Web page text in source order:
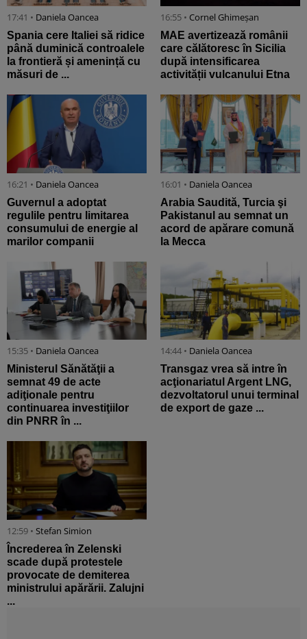
17:41 • Daniela Oancea
Spania cere Italiei să ridice
până duminică controalele
la frontieră și amenință cu
măsuri de ...
16:55 • Cornel Ghimeșan
MAE avertizează românii
care călătoresc în Sicilia
după intensificarea
activității vulcanului Etna
16:21 • Daniela Oancea
Guvernul a adoptat
regulile pentru limitarea
consumului de energie al
marilor companii
16:01 • Daniela Oancea
Arabia Saudită, Turcia şi
Pakistanul au semnat un
acord de apărare comună
la Mecca
15:35 • Daniela Oancea
Ministerul Sănătăţii a
semnat 49 de acte
adiţionale pentru
continuarea investiţiilor
din PNRR în ...
14:44 • Daniela Oancea
Transgaz vrea să intre în
acţionariatul Argent LNG,
dezvoltatorul unui terminal
de export de gaze ...
12:59 • Stefan Simion
Încrederea în Zelenski
scade după protestele
provocate de demiterea
ministrului apărării. Zalujni
...